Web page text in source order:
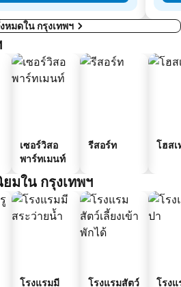
หมดใน กรุงเทพฯ
เซอร์วิสอ
พาร์ทเมนท์
รีสอร์ท โฮสเ
มใน กรุงเทพฯ
โรงแรมมี
โรงแรมสัตว์
โรง